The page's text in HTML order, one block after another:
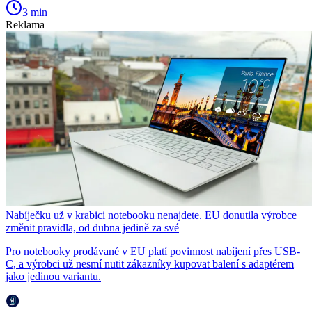
3 min
Reklama
Nabíječku už v krabici notebooku nenajdete. EU donutila výrobce
změnit pravidla, od dubna jedině za své
Pro notebooky prodávané v EU platí povinnost nabíjení přes USB-
C, a výrobci už nesmí nutit zákazníky kupovat balení s adaptérem
jako jedinou variantu.